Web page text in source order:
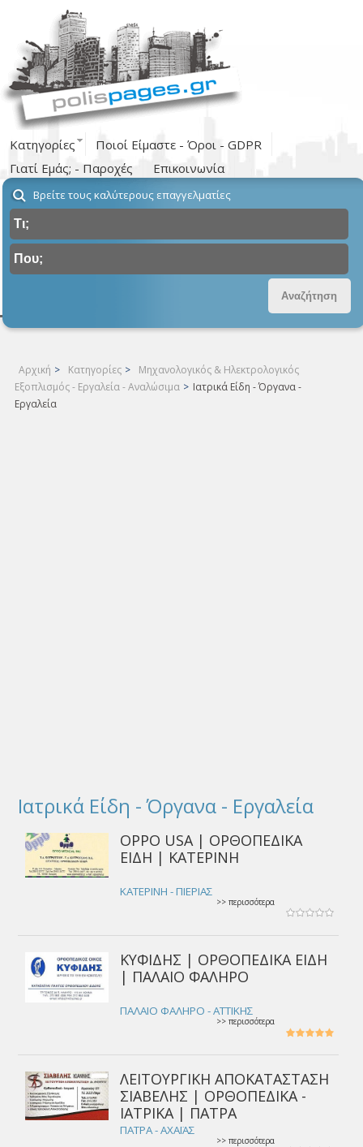
Κατηγορίες
Ποιοί Είμαστε - Όροι - GDPR
Γιατί Εμάς; - Παροχές
Επικοινωνία
Βρείτε τους καλύτερους επαγγελματίες
Αρχική > Κατηγορίες >
Μηχανολογικός & Ηλεκτρολογικός
Εξοπλισμός - Εργαλεία - Αναλώσιμα > Ιατρικά Είδη - Όργανα -
Εργαλεία
Ιατρικά Είδη - Όργανα - Εργαλεία
OPPO USA | ΟΡΘΟΠΕΔΙΚΑ
ΕΙΔΗ | ΚΑΤΕΡΙΝΗ
ΚΑΤΕΡΙΝΗ - ΠΙΕΡΙΑΣ
>> περισσότερα
ΚΥΦΙΔΗΣ | ΟΡΘΟΠΕΔΙΚΑ ΕΙΔΗ
| ΠΑΛΑΙΟ ΦΑΛΗΡΟ
ΠΑΛΑΙΟ ΦΑΛΗΡΟ - ΑΤΤΙΚΗΣ
>> περισσότερα
ΛΕΙΤΟΥΡΓΙΚΗ ΑΠΟΚΑΤΑΣΤΑΣΗ
ΣΙΑΒΕΛΗΣ | ΟΡΘΟΠΕΔΙΚΑ -
ΙΑΤΡΙΚΑ | ΠΑΤΡΑ
ΠΑΤΡΑ - ΑΧΑΪΑΣ
>> περισσότερα